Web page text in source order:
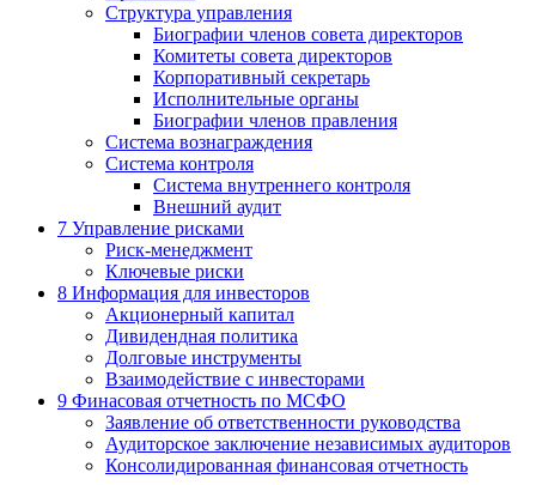
Структура управления
Биографии членов совета директоров
Комитеты совета директоров
Корпоративный секретарь
Исполнительные органы
Биографии членов правления
Система вознаграждения
Система контроля
Система внутреннего контроля
Внешний аудит
7 Управление рисками
Риск-менеджмент
Ключевые риски
8 Информация для инвесторов
Акционерный капитал
Дивидендная политика
Долговые инструменты
Взаимодействие с инвеcторами
9 Финасовая отчетность по МСФО
Заявление об ответственности руководства
Аудиторское заключение независимых аудиторов
Консолидированная финансовая отчетность